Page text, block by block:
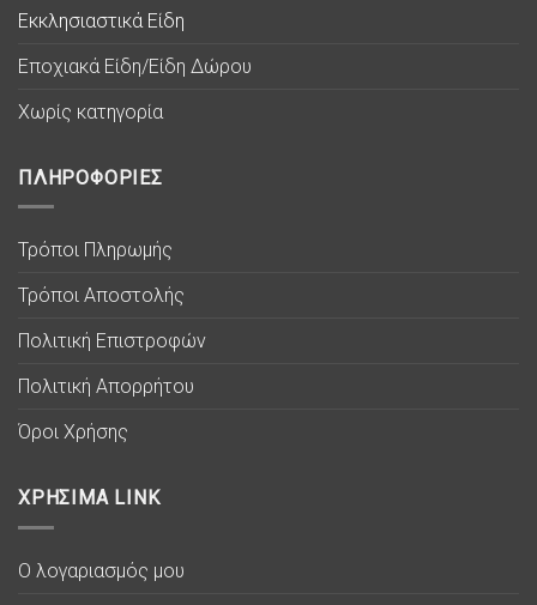
Εκκλησιαστικά Είδη
Εποχιακά Είδη/Είδη Δώρου
Χωρίς κατηγορία
ΠΛΗΡΟΦΟΡΙΕΣ
Τρόποι Πληρωμής
Τρόποι Αποστολής
Πολιτική Επιστροφών
Πολιτική Απορρήτου
Όροι Χρήσης
ΧΡΗΣΙΜΑ LINK
Ο λογαριασμός μου